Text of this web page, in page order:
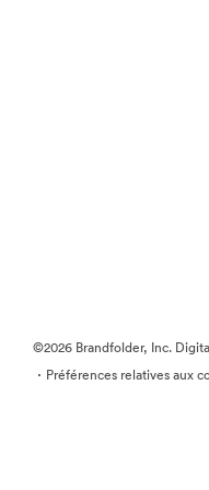
©2026 Brandfolder, Inc.
· Préférences relatives aux